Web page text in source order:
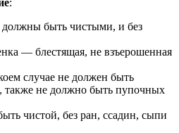
быть чистыми, и без
— блестящая, не взъерошенная
случае не должен быть
не должно быть пупочных
чистой, без ран, ссадин, сыпи